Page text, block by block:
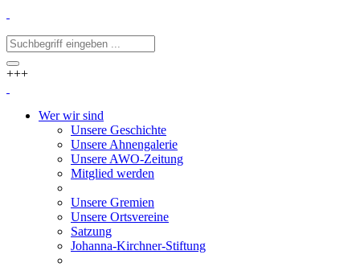
+++
Wer wir sind
Unsere Geschichte
Unsere Ahnengalerie
Unsere AWO-Zeitung
Mitglied werden
Unsere Gremien
Unsere Ortsvereine
Satzung
Johanna-Kirchner-Stiftung